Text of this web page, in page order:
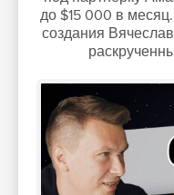
до $15 000 в
создания